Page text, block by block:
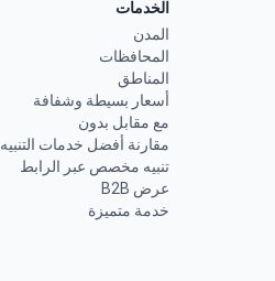
الخدمات
المدن
المحافظات
المناطق
أسعار بسيطة وشفافة
مع مقابل بدون
مقارنة أفضل خدمات التنبيه
تنبيه مخصص عبر الرابط
عرض B2B
خدمة متميزة